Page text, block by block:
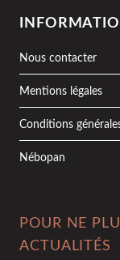
Nous contacter
Mentions légales
Conditions
Nébopan
POUR NE
ACTUALITÉS